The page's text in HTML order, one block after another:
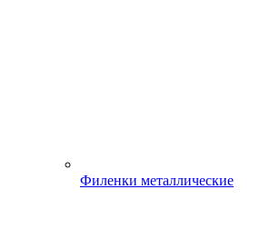
Филенки металлические